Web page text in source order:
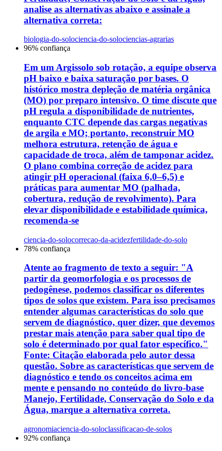
analise as alternativas abaixo e assinale a
alternativa correta:
biologia-do-solociencia-do-solociencias-agrarias
96% confiança
Em um Argissolo sob rotação, a equipe observa
pH baixo e baixa saturação por bases. O
histórico mostra depleção de matéria orgânica
(MO) por preparo intensivo. O time discute que
pH regula a disponibilidade de nutrientes,
enquanto CTC depende das cargas negativas
de argila e MO; portanto, reconstruir MO
melhora estrutura, retenção de água e
capacidade de troca, além de tamponar acidez.
O plano combina correção de acidez para
atingir pH operacional (faixa 6,0–6,5) e
práticas para aumentar MO (palhada,
cobertura, redução de revolvimento). Para
elevar disponibilidade e estabilidade química,
recomenda-se
ciencia-do-solocorrecao-da-acidezfertilidade-do-solo
78% confiança
Atente ao fragmento de texto a seguir: "A
partir da geomorfologia e os processos de
pedogênese, podemos classificar os diferentes
tipos de solos que existem. Para isso precisamos
entender algumas características do solo que
servem de diagnóstico, quer dizer, que devemos
prestar mais atenção para saber qual tipo de
solo é determinado por qual fator específico."
Fonte: Citação elaborada pelo autor dessa
questão. Sobre as características que servem de
diagnóstico e tendo os conceitos acima em
mente e pensando no conteúdo do livro-base
Manejo, Fertilidade, Conservação do Solo e da
Água, marque a alternativa correta.
agronomiaciencia-do-soloclassificacao-de-solos
92% confiança